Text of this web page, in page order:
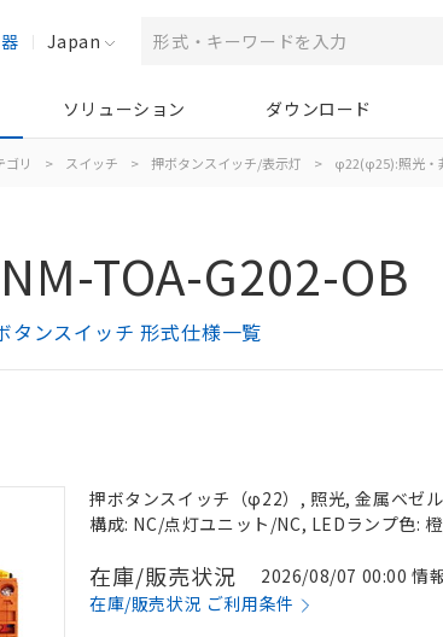
Japan
ソリューション ダウンロード
ゴリ > スイッチ > 押ボタンスイッチ/表示灯 > φ22(φ25):照光・
TOA-G202-OB
タンスイッチ 形式仕様一覧
押ボタンスイッチ（φ22）, 照光, 金属ベゼ
構成: NC/点灯ユニット/NC, LEDランプ色:
在庫/販売状況
2026/08/07 00:00 情
在庫/販売状況 ご利用条件